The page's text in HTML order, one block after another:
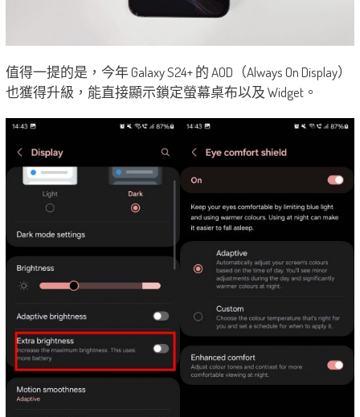
值得一提的是，今年 Galaxy S24+ 的 AOD（Always On Display）
也獲得升級，能直接顯示鎖定螢幕桌布以及 Widget。